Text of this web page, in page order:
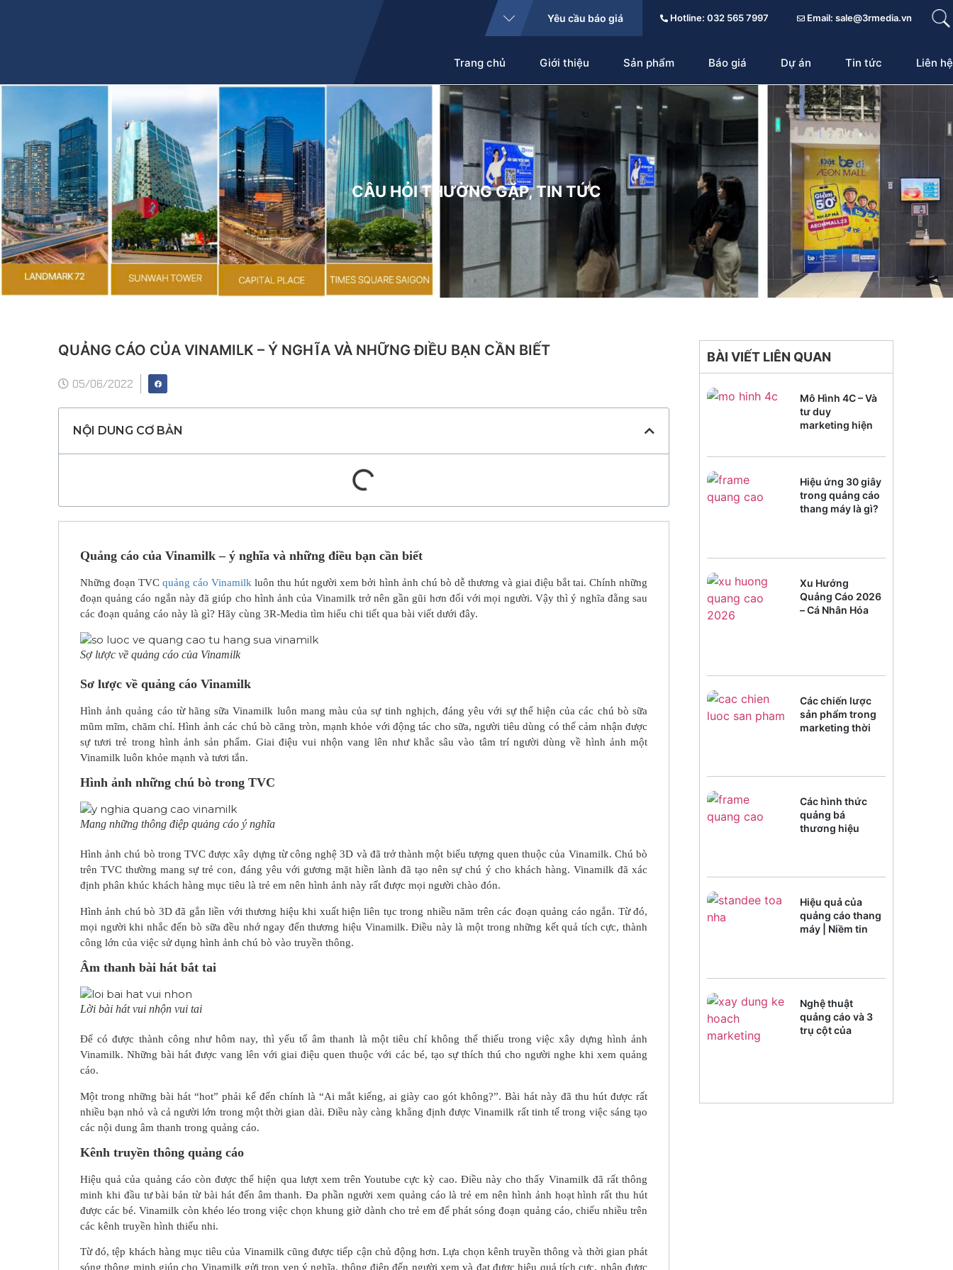
Yêu cầu báo giá Hotline: 032 565 7997 Email: sale@3rmedia.vn
Trang chủ Giới thiệu Sản phẩm Báo giá Dự án Tin tức Liên hệ
CÂU HỎI THƯỜNG GẶP,TIN TỨC
QUẢNG CÁO CỦA VINAMILK – Ý NGHĨA VÀ NHỮNG ĐIỀU BẠN CẦN BIẾT
05/06/2022
NỘI DUNG CƠ BẢN
Quảng cáo của Vinamilk – ý nghĩa và những điều bạn cần biết
Những đoạn TVCquảng cáo Vinamilk luôn thu hút người xem bởi hình ảnh chú bò dễ thương và giai điệu bắt tai. Chính những
đoạn quảng cáo ngắn này đã giúp cho hình ảnh của Vinamilk trở nên gần gũi hơn đối với mọi người. Vậy thì ý nghĩa đằng sau
các đoạn quảng cáo này là gì? Hãy cùng 3R-Media tìm hiểu chi tiết qua bài viết dưới đây.
Sợ lược về quảng cáo của Vinamilk
Sơ lược về quảng cáo Vinamilk
Hình ảnh quảng cáo từ hãng sữa Vinamilk luôn mang màu của sự tinh nghịch, đáng yêu với sự thể hiện của các chú bò sữa
mũm mĩm, chăm chỉ. Hình ảnh các chú bò căng tròn, mạnh khỏe với động tác cho sữa, người tiêu dùng có thể cảm nhận được
sự tươi trẻ trong hình ảnh sản phẩm. Giai điệu vui nhộn vang lên như khắc sâu vào tâm trí người dùng về hình ảnh một
Vinamilk luôn khỏe mạnh và tươi tắn.
Hình ảnh những chú bò trong TVC
Mang những thông điệp quảng cáo ý nghĩa
Hình ảnh chú bò trong TVC được xây dựng từ công nghệ 3D và đã trở thành một biểu tượng quen thuộc của Vinamilk. Chú bò
trên TVC thường mang sự trẻ con, đáng yêu với gương mặt hiền lành đã tạo nên sự chú ý cho khách hàng. Vinamilk đã xác
định phân khúc khách hàng mục tiêu là trẻ em nên hình ảnh này rất được mọi người chào đón.
Hình ảnh chú bò 3D đã gắn liền với thương hiệu khi xuất hiện liên tục trong nhiều năm trên các đoạn quảng cáo ngắn. Từ đó,
mọi người khi nhắc đến bò sữa đều nhớ ngay đến thương hiệu Vinamilk. Điều này là một trong những kết quả tích cực, thành
công lớn của việc sử dụng hình ảnh chú bò vào truyền thông.
Âm thanh bài hát bắt tai
Lời bài hát vui nhộn vui tai
Để có được thành công như hôm nay, thì yếu tố âm thanh là một tiêu chí không thể thiếu trong việc xây dựng hình ảnh
Vinamilk. Những bài hát được vang lên với giai điệu quen thuộc với các bé, tạo sự thích thú cho người nghe khi xem quảng
cáo.
Một trong những bài hát “hot” phải kể đến chính là “Ai mắt kiếng, ai giày cao gót không?”. Bài hát này đã thu hút được rất
nhiều bạn nhỏ và cả người lớn trong một thời gian dài. Điều này càng khẳng định được Vinamilk rất tinh tế trong việc sáng tạo
các nội dung âm thanh trong quảng cáo.
Kênh truyền thông quảng cáo
Hiệu quả của quảng cáo còn được thể hiện qua lượt xem trên Youtube cực kỳ cao. Điều này cho thấy Vinamilk đã rất thông
minh khi đầu tư bài bản từ bài hát đến âm thanh. Đa phần người xem quảng cáo là trẻ em nên hình ảnh hoạt hình rất thu hút
được các bé. Vinamilk còn khéo léo trong việc chọn khung giờ dành cho trẻ em để phát sóng đoạn quảng cáo, chiếu nhiều trên
các kênh truyền hình thiếu nhi.
Từ đó, tệp khách hàng mục tiêu của Vinamilk cũng được tiếp cận chủ động hơn. Lựa chọn kênh truyền thông và thời gian phát
sóng thông minh giúp cho Vinamilk gửi trọn vẹn ý nghĩa, thông điệp đến người xem và đạt được hiệu quả tích cực, nhận được
BÀI VIẾT LIÊN QUAN
Mô Hình 4C – Và
tư duy
marketing hiện
Hiệu ứng 30 giây
trong quảng cáo
thang máy là gì?
Xu Hướng
Quảng Cáo 2026
– Cá Nhân Hóa
Các chiến lược
sản phẩm trong
marketing thời
Các hình thức
quảng bá
thương hiệu
Hiệu quả của
quảng cáo thang
máy | Niềm tin
Nghệ thuật
quảng cáo và 3
trụ cột của